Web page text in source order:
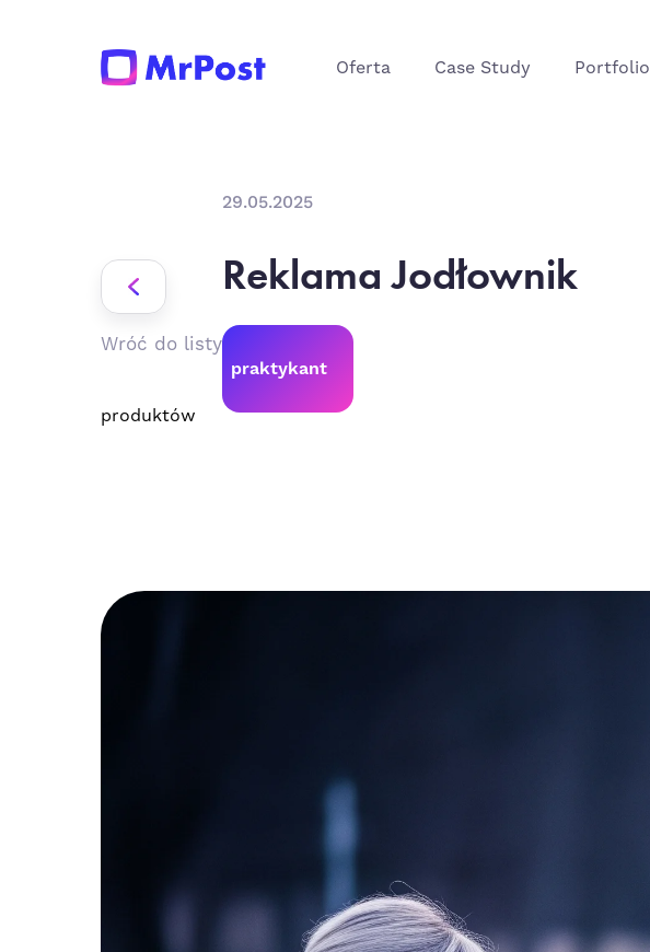
Oferta Case Study Portfolio
Wróć do listy
produktów
29.05.2025
Reklama Jodłownik
praktykant